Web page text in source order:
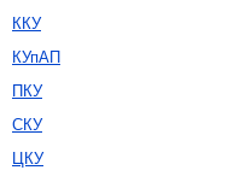
ККУ
КУпАП
ПКУ
СКУ
ЦКУ